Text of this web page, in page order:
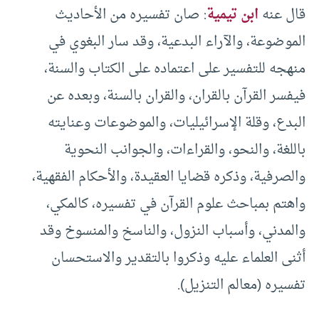
قال عنهابن تيمية: صان تفسيره من الأحاديث
الموضوعة، والآراء البدعية، وقد سار البغوي في
منهجه للتفسير على اعتماده على الكتاب والسنة،
فيفسر القرآن بالقران، والقران بالسنة، وبعده عن
البدع، وقلة الإسرائيليات، والموضوعات وعنايته
باللغة، والنحو، والقراءات، والجوانب النحوية
والصرفية، وذكره قضايا العقيدة، والأحكام الفقهية،
واهتم بمباحث علوم القرآن في تفسيره، كالمكي،
والمدني، وأسباب النزول، والناسخ والمنسوخ وقد
أثنى العلماء عليه وذكروا بالتقدير والاستحسان
تفسيره (معالم التنزيل).